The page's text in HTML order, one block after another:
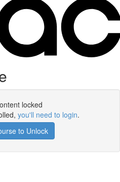
locked
you'll need to login.
to Unlock